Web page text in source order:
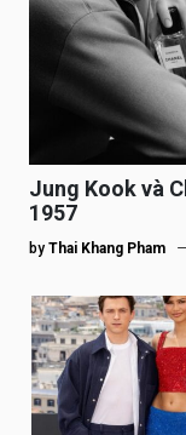
Jung Kook và
1957
by Thai Khang Pham